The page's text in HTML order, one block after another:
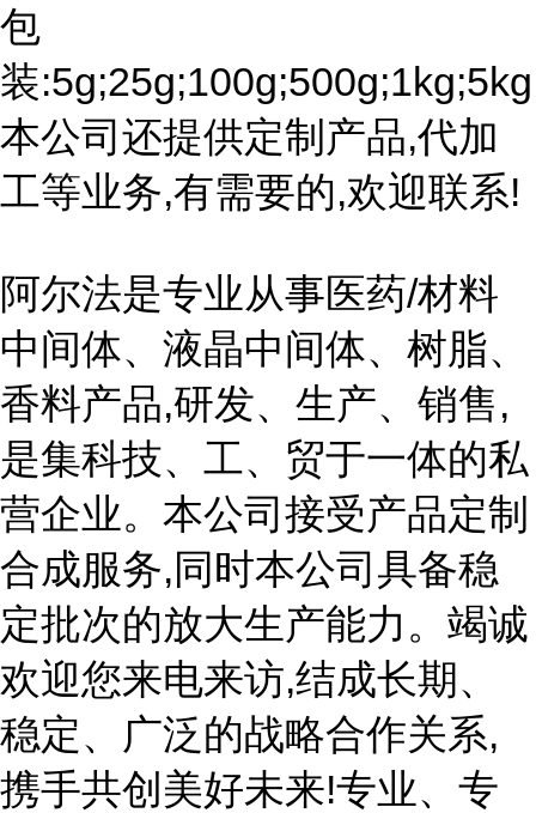
包
装:5g;25g;100g;500g;1kg;5kg
本公司还提供定制产品,代加
工等业务,有需要的,欢迎联系!
阿尔法是专业从事医药/材料
中间体、液晶中间体、树脂、
香料产品,研发、生产、销售,
是集科技、工、贸于一体的私
营企业。本公司接受产品定制
合成服务,同时本公司具备稳
定批次的放大生产能力。竭诚
欢迎您来电来访,结成长期、
稳定、广泛的战略合作关系,
携手共创美好未来!专业、专